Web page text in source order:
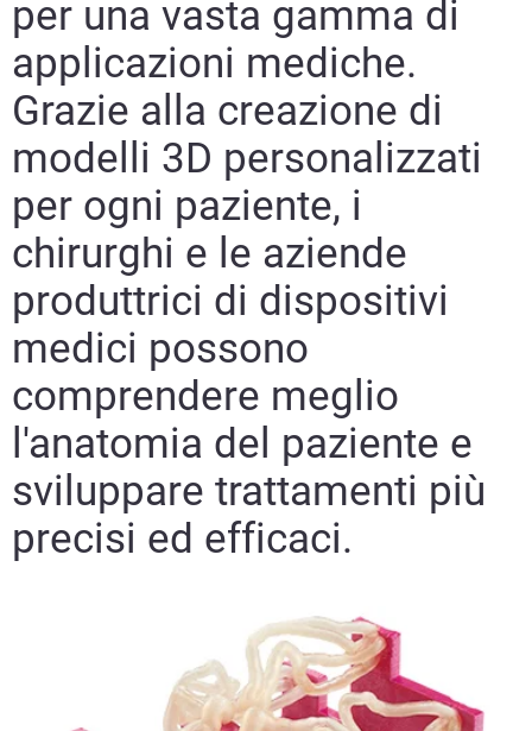
per una vasta gamma di
applicazioni mediche.
Grazie alla creazione di
modelli 3D personalizzati
per ogni paziente, i
chirurghi e le aziende
produttrici di dispositivi
medici possono
comprendere meglio
l'anatomia del paziente e
sviluppare trattamenti più
precisi ed efficaci.